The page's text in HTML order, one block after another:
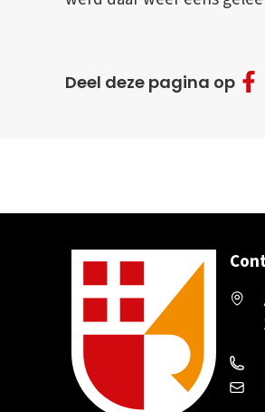
Deel deze pagina op